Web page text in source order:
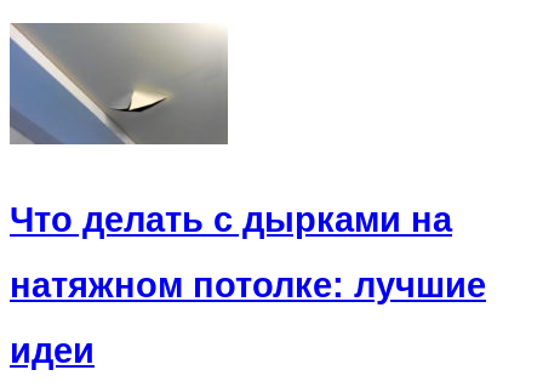
Что делать с дырками на
натяжном потолке: лучшие
идеи